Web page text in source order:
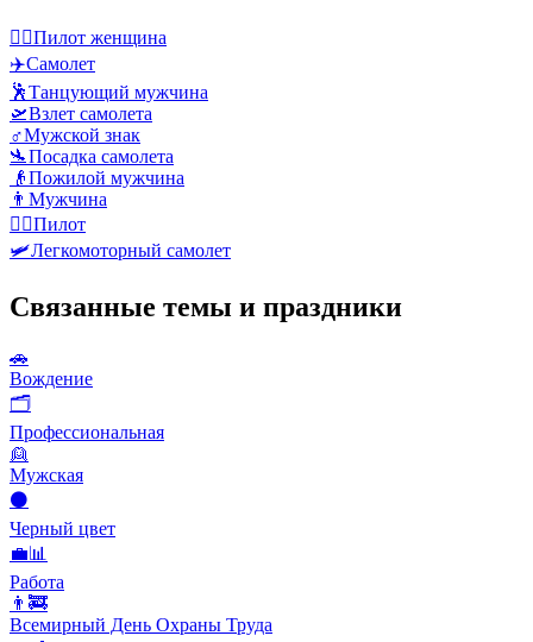
👩‍✈️Пилот женщина
✈️Самолет
🕺Танцующий мужчина
🛫Взлет самолета
♂️Мужской знак
🛬Посадка самолета
👴Пожилой мужчина
👨 Мужчина
🧑‍✈️Пилот
🛩️Легкомоторный самолет
Связанные темы и праздники
🚗
Вождение
🗂
Профессиональная
👱
Мужская
⚫
Черный цвет
💼📊
Работа
👨‍🚒
Всемирный День Охраны Труда